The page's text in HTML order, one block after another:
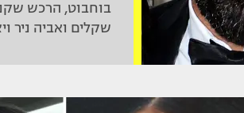
בוחבוט, הרכש
שקלים ואביה ניר